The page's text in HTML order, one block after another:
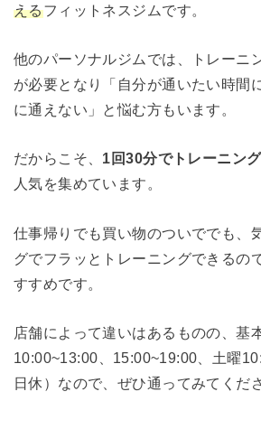
えるフィットネスジムです。
他のパーソナルジムでは、トレーニ
が必要となり「自分が通いたい時間
に通えない」と悩む方もいます。
だからこそ、 1回30分でトレーニン
人気を集めています。
仕事帰りでも買い物のついででも、
グでフラッとトレーニングできるの
すすめです。
店舗によって違いはあるものの、基
10:00~13:00、15:00~19:00、土曜
日休）なので、ぜひ通ってみてくだ